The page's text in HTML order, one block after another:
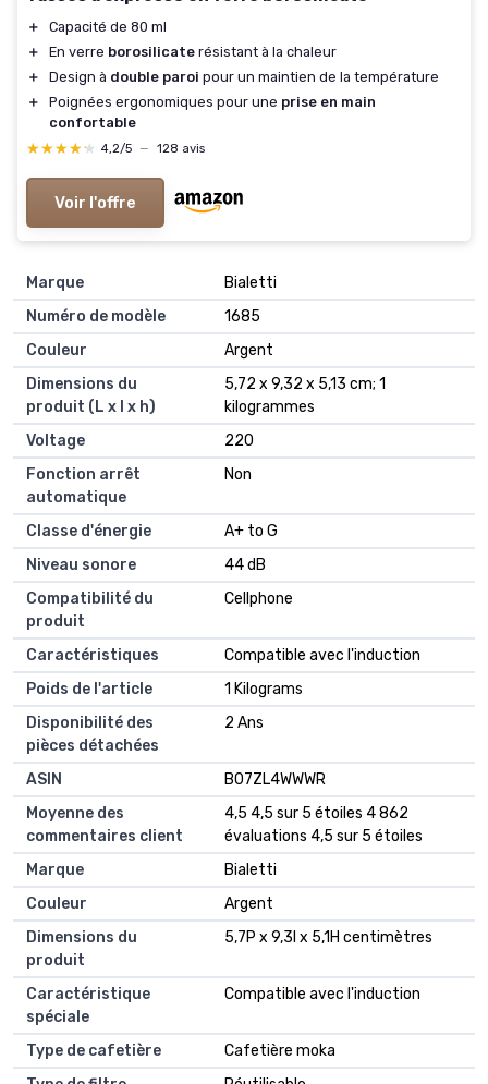
＋
Capacité de 80 ml
＋
En verre borosilicate résistant à la chaleur
＋
Design à double paroi pour un maintien de la température
＋
Poignées ergonomiques pour une prise en main
confortable
★★★★★
★★★★★ 4,2/5 — 128 avis
Voir l'offre
Marque
‎Bialetti
Numéro de modèle
‎1685
Couleur
‎Argent
Dimensions du
produit (L x l x h)
‎5,72 x 9,32 x 5,13 cm; 1
kilogrammes
Voltage
‎220
Fonction arrêt
automatique
‎Non
Classe d'énergie
‎A+ to G
Niveau sonore
‎44 dB
Compatibilité du
produit
‎Cellphone
Caractéristiques
‎Compatible avec l'induction
Poids de l'article
‎1 Kilograms
Disponibilité des
pièces détachées
‎2 Ans
ASIN
B07ZL4WWWR
Moyenne des
commentaires client
4,5 4,5 sur 5 étoiles 4 862
évaluations 4,5 sur 5 étoiles
Marque
Bialetti
Couleur
Argent
Dimensions du
produit
5,7P x 9,3l x 5,1H centimètres
Caractéristique
spéciale
Compatible avec l'induction
Type de cafetière
Cafetière moka